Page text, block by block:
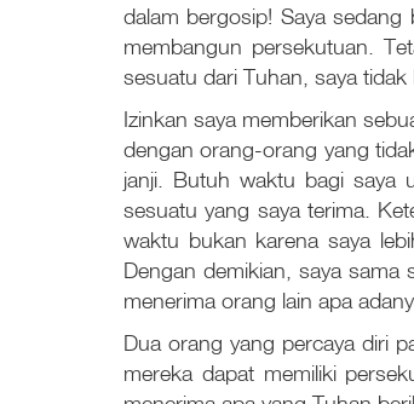
dalam bergosip! Saya
membangun persekutuan.
sesuatu dari Tuhan, saya
Izinkan saya memberikan
dengan orang-orang yang
janji. Butuh waktu bagi saya
sesuatu yang saya terima.
waktu bukan karena saya
Dengan demikian, saya sama
menerima orang lain apa
Dua orang yang percaya diri
mereka dapat memiliki